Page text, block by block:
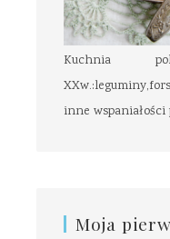
Kuchnia
inne
Moja